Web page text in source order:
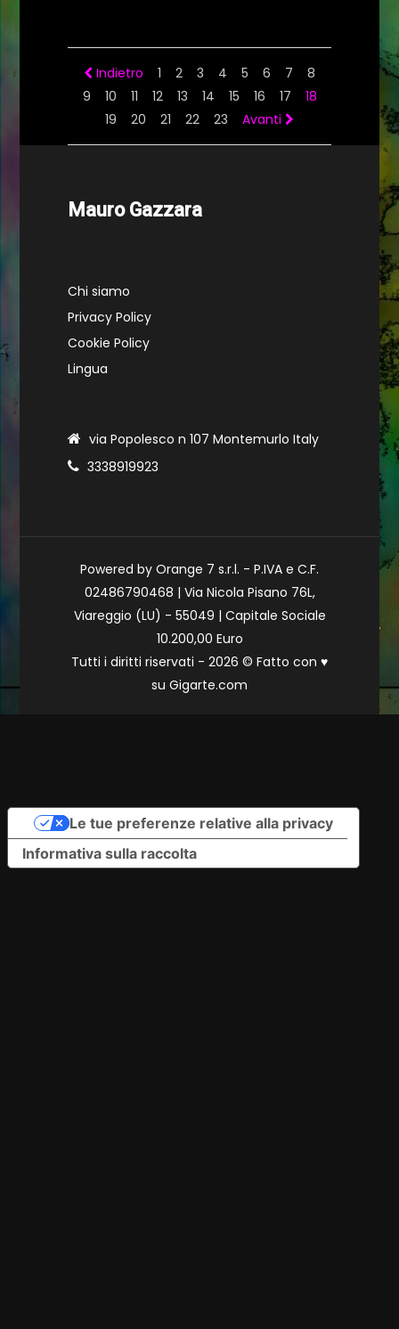
Indietro 1 2 3 4 5 6 7
8
9
10 11 12 13 14 15 16 17
18
19
20 21 22 23 Avanti
Mauro Gazzara
Chi siamo
Privacy Policy
Cookie Policy
Lingua
via Popolesco n 107 Montemurlo Italy
3338919923
Powered by Orange 7 s.r.l. - P.IVA e C.F.
02486790468 | Via Nicola Pisano 76L,
Viareggio (LU) - 55049 | Capitale Sociale
10.200,00 Euro
Tutti i diritti riservati - 2026 © Fatto con ♥
su Gigarte.com
Informativa sulla raccolta
Le tue preferenze relative alla privacy